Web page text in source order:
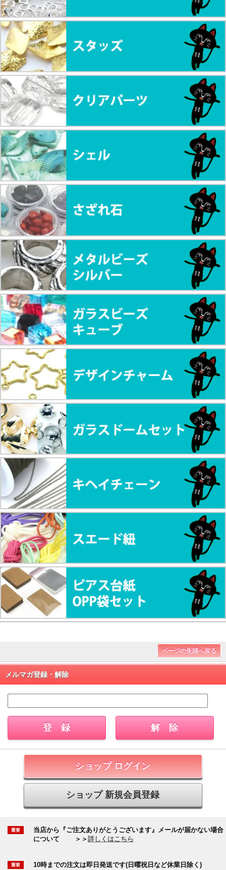
ページの先頭へ戻る
メルマガ登録・解除
ショップ ログイン
ショップ 新規会員登録
当店から『ご注文ありがとうございます』メールが届かない場合
について
＞＞ 詳しくはこちら
10時までの注文は即日発送です(日曜祝日など休業日除く)